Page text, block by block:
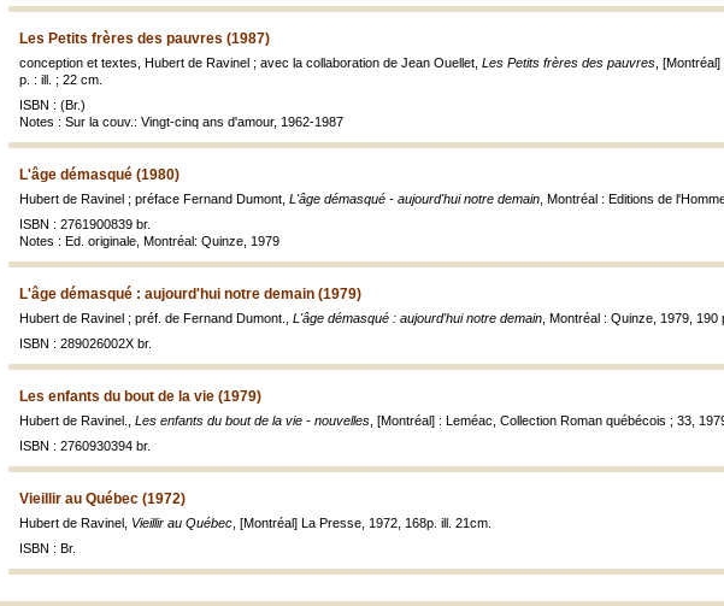
Les Petits frères des pauvres (1987)
conception et textes, Hubert de Ravinel ; avec la collaboration de Jean Ouellet, Les Petits frères des pauvres ,
p. : ill. ; 22 cm.
ISBN : (Br.)
Notes : Sur la couv.: Vingt-cinq ans d'amour, 1962-1987
L'âge démasqué (1980)
Hubert de Ravinel ; préface Fernand Dumont, L'âge démasqué - aujourd'hui notre demain , Montréal : Editions de
ISBN : 2761900839 br.
Notes : Ed. originale, Montréal: Quinze, 1979
L'âge démasqué : aujourd'hui notre demain (1979)
Hubert de Ravinel ; préf. de Fernand Dumont., L'âge démasqué : aujourd'hui notre demain , Montréal : Quinze, 1979, 190
ISBN : 289026002X br.
Les enfants du bout de la vie (1979)
Hubert de Ravinel., Les enfants du bout de la vie - nouvelles , [Montréal] : Leméac, Collection Roman québécois ; 33,
ISBN : 2760930394 br.
Vieillir au Québec (1972)
Hubert de Ravinel, Vieillir au Québec , [Montréal] La Presse, 1972, 168p. ill. 21cm.
ISBN : Br.